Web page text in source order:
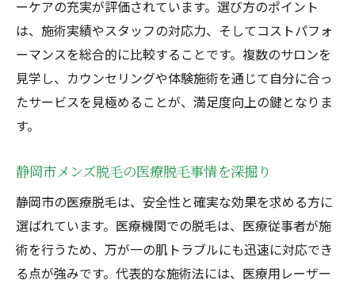
ーケアの充実が評価されています。選び方のポイント
は、施術実績やスタッフの対応力、そしてコストパフォ
ーマンスを総合的に比較することです。複数のサロンを
見学し、カウンセリングや体験施術を通じて自分に合っ
たサービスを見極めることが、満足度向上の鍵となりま
す。
静岡市メンズ脱毛の医療脱毛事情を深掘り
静岡市の医療脱毛は、安全性と確実な効果を求める方に
選ばれています。医療機関での脱毛は、医療従事者が施
術を行うため、万が一の肌トラブルにも迅速に対応でき
る点が強みです。代表的な施術法には、医療用レーザー